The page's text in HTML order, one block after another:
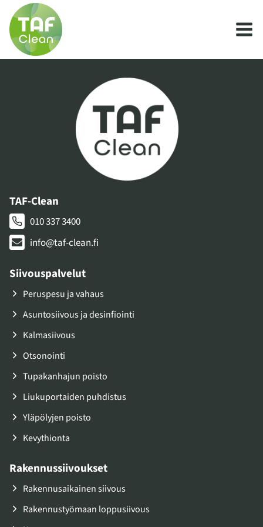
Siirry
sisältöön
TAF-Clean
010 337 3400
info@taf-clean.fi
Siivouspalvelut
Peruspesu ja vahaus
Asuntosiivous ja desinfiointi
Kalmasiivous
Otsonointi
Tupakanhajun poisto
Liukuportaiden puhdistus
Yläpölyjen poisto
Kevythionta
Rakennussiivoukset
Rakennusaikainen siivous
Rakennustyömaan loppusiivous